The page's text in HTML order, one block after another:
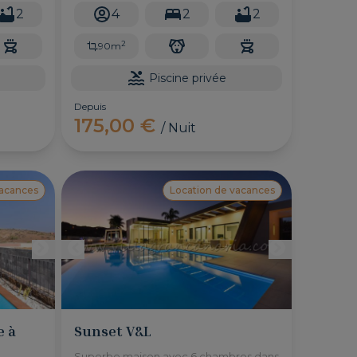
du2
environnement qui l'entourre. À
seulement 8 minutes des plages. Ce
4 2 2
90m2
Piscine privée
Depuis
175,00 €/ Nuit
à
Location de vacances
Sunset V&L